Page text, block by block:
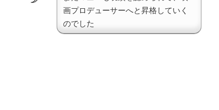
画プロデューサーへと昇格していく
のでした